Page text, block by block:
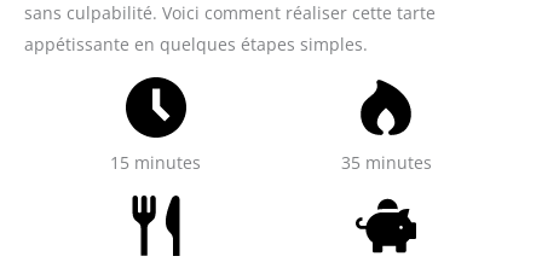
sans culpabilité. Voici comment réaliser cette tarte
appétissante en quelques étapes simples.
15 minutes 35 minutes